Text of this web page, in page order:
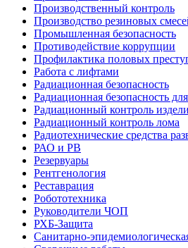
Производственный контроль
Производство резиновых
Промышленная безопасность
Противодействие коррупции
Профилактика половых
Работа с лифтами
Радиационная безопасность
Радиационная безопасность
Радиационный контроль
Радиационный контроль лома
Радиотехнические средства
РАО и РВ
Резервуары
Рентгенология
Реставрация
Робототехника
Руководители ЧОП
РХБ-Защита
Санитарно-